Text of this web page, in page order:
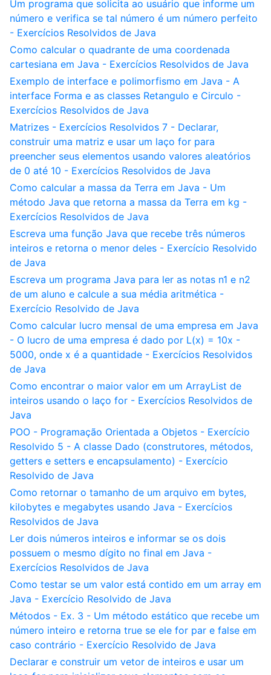
Um programa que solicita ao usuário que informe um
número e verifica se tal número é um número perfeito
- Exercícios Resolvidos de Java
Como calcular o quadrante de uma coordenada
cartesiana em Java - Exercícios Resolvidos de Java
Exemplo de interface e polimorfismo em Java - A
interface Forma e as classes Retangulo e Circulo -
Exercícios Resolvidos de Java
Matrizes - Exercícios Resolvidos 7 - Declarar,
construir uma matriz e usar um laço for para
preencher seus elementos usando valores aleatórios
de 0 até 10 - Exercícios Resolvidos de Java
Como calcular a massa da Terra em Java - Um
método Java que retorna a massa da Terra em kg -
Exercícios Resolvidos de Java
Escreva uma função Java que recebe três números
inteiros e retorna o menor deles - Exercício Resolvido
de Java
Escreva um programa Java para ler as notas n1 e n2
de um aluno e calcule a sua média aritmética -
Exercício Resolvido de Java
Como calcular lucro mensal de uma empresa em Java
- O lucro de uma empresa é dado por L(x) = 10x -
5000, onde x é a quantidade - Exercícios Resolvidos
de Java
Como encontrar o maior valor em um ArrayList de
inteiros usando o laço for - Exercícios Resolvidos de
Java
POO - Programação Orientada a Objetos - Exercício
Resolvido 5 - A classe Dado (construtores, métodos,
getters e setters e encapsulamento) - Exercício
Resolvido de Java
Como retornar o tamanho de um arquivo em bytes,
kilobytes e megabytes usando Java - Exercícios
Resolvidos de Java
Ler dois números inteiros e informar se os dois
possuem o mesmo dígito no final em Java -
Exercícios Resolvidos de Java
Como testar se um valor está contido em um array em
Java - Exercício Resolvido de Java
Métodos - Ex. 3 - Um método estático que recebe um
número inteiro e retorna true se ele for par e false em
caso contrário - Exercício Resolvido de Java
Declarar e construir um vetor de inteiros e usar um